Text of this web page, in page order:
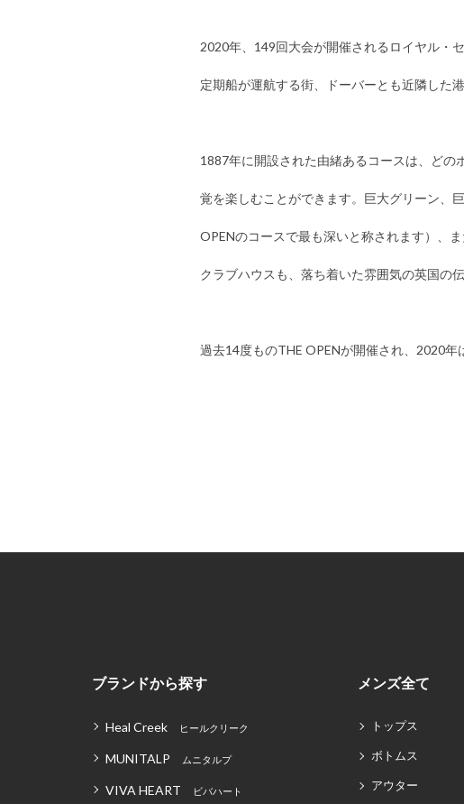
2020年、149回大会が開催されるロイヤル・
定期船が運航する街、ドーバーとも近隣した
1887年に開設された由緒あるコースは、ど
覚を楽しむことができます。巨大グリーン、
OPENのコースで最も深いと称されます）、
クラブハウスも、落ち着いた雰囲気の英国の
過去14度ものTHE OPENが開催され、2020年
ブランドから探す
Heal Creek ヒールクリーク
MUNITALP ムニタルプ
VIVA HEART ビバハート
メンズ全て
トップス
ボトムス
アウター